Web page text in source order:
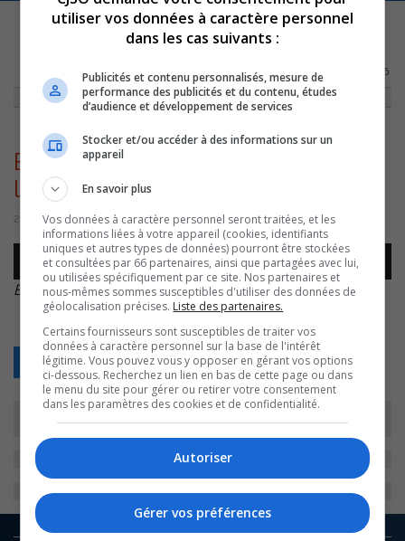
MARCHE DE L’ESPOIR
»BTISSAM AMINE – MARCHE DE L’ESPOIR – 20220926
Btissam Amine – Marche de
l’espoir – 20220926
26 septembre 2022 | Par Sylvain Rochon
Lecteur
audio
00:00 00:00
Btissam Amine – Marche de l’espoir – 20220926.
Retour
utiliser vos données à caractère personnel
dans les cas suivants :
Publicités et contenu personnalisés, mesure de
performance des publicités et du contenu, études
d’audience et développement de services
Stocker et/ou accéder à des informations sur un
appareil
En savoir plus
Vos données à caractère personnel seront traitées, et les
informations liées à votre appareil (cookies, identifiants
uniques et autres types de données) pourront être stockées
et consultées par 66 partenaires, ainsi que partagées avec lui,
ou utilisées spécifiquement par ce site. Nos partenaires et
nous-mêmes sommes susceptibles d'utiliser des données de
géolocalisation précises. Liste des partenaires.
Certains fournisseurs sont susceptibles de traiter vos
données à caractère personnel sur la base de l'intérêt
légitime. Vous pouvez vous y opposer en gérant vos options
ci-dessous. Recherchez un lien en bas de cette page ou dans
le menu du site pour gérer ou retirer votre consentement
dans les paramètres des cookies et de confidentialité.
Autoriser
Gérer vos préférences